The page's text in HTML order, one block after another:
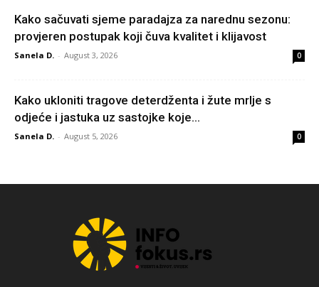
Kako sačuvati sjeme paradajza za narednu sezonu:
provjeren postupak koji čuva kvalitet i klijavost
Sanela D. - August 3, 2026 0
Kako ukloniti tragove deterdženta i žute mrlje s
odjeće i jastuka uz sastojke koje...
Sanela D. - August 5, 2026 0